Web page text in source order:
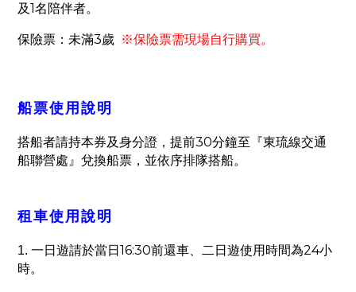
及1名陪伴者。
保險票：未滿3歲 ※保險票需現場自行購買。
船票使用說明
搭船者請持本券及身分證，提前30分鐘至『東琉線交通
船聯營處』兌換船票，並依序排隊搭船。
租車使用說明
1. 一日遊請於當日 16:30前還車、二日遊使用時間為24小
時。